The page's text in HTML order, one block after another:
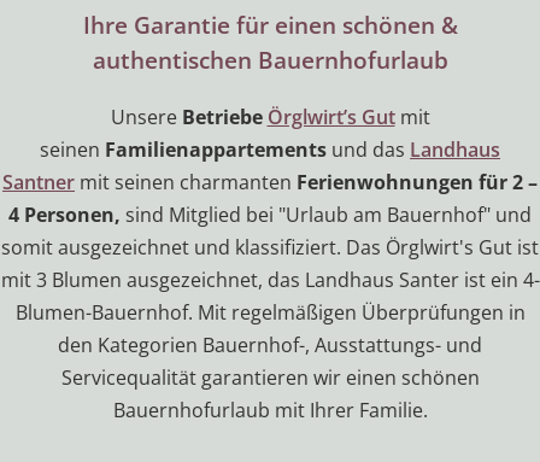
Ihre Garantie für einen schönen &
authentischen Bauernhofurlaub
Unsere Betriebe Örglwirt’s Gutmit
seinen Familienappartements und das Landhaus
Santner mit seinen charmanten Ferienwohnungen für 2 –
4 Personen, sind Mitglied bei "Urlaub am Bauernhof" und
somit ausgezeichnet und klassifiziert. Das Örglwirt's Gut ist
mit 3 Blumen ausgezeichnet, das Landhaus Santer ist ein 4-
Blumen-Bauernhof. Mit regelmäßigen Überprüfungen in
den Kategorien Bauernhof-, Ausstattungs- und
Servicequalität garantieren wir einen schönen
Bauernhofurlaub mit Ihrer Familie.